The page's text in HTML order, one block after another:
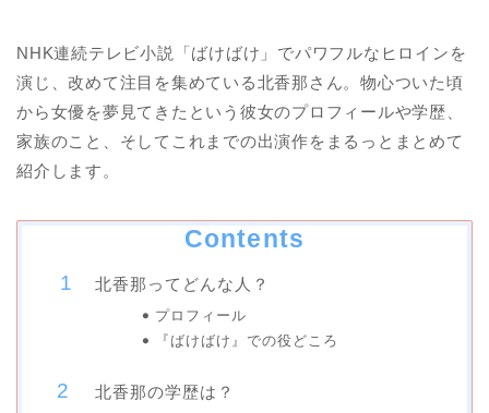
NHK連続テレビ小説「ばけばけ」でパワフルなヒロインを
演じ、改めて注目を集めている北香那さん。物心ついた頃
から女優を夢見てきたという彼女のプロフィールや学歴、
家族のこと、そしてこれまでの出演作をまるっとまとめて
紹介します。
Contents
北香那ってどんな人？
プロフィール
『ばけばけ』での役どころ
北香那の学歴は？